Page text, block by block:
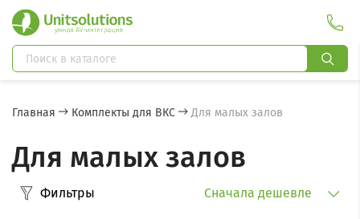
Главная Комплекты для ВКС Для малых залов
Для малых залов
Фильтры Сначала дешевле